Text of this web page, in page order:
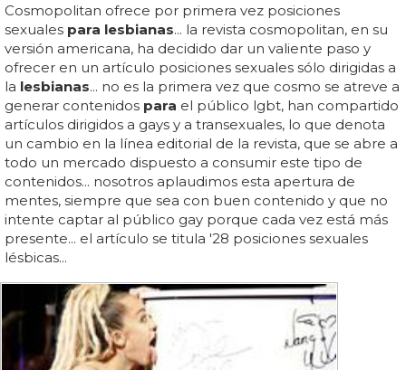
Cosmopolitan ofrece por primera vez posiciones
sexuales para lesbianas... la revista cosmopolitan, en su
versión americana, ha decidido dar un valiente paso y
ofrecer en un artículo posiciones sexuales sólo dirigidas a
la lesbianas... no es la primera vez que cosmo se atreve a
generar contenidos para el público lgbt, han compartido
artículos dirigidos a gays y a transexuales, lo que denota
un cambio en la línea editorial de la revista, que se abre a
todo un mercado dispuesto a consumir este tipo de
contenidos... nosotros aplaudimos esta apertura de
mentes, siempre que sea con buen contenido y que no
intente captar al público gay porque cada vez está más
presente... el artículo se titula '28 posiciones sexuales
lésbicas...